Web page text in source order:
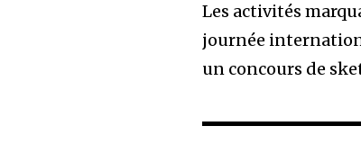
Les activités
journée
un concours de